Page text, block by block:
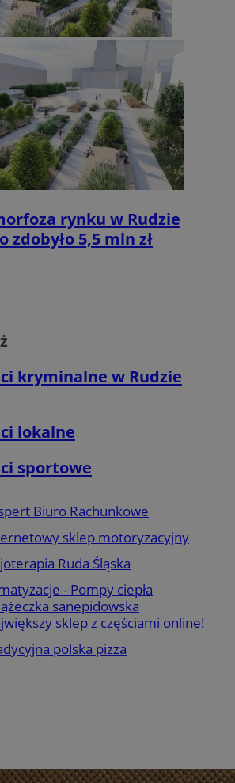
rynku w Rudzie
zdobyło 5,5 mln zł
kryminalne w Rudzie
lokalne
sportowe
Biuro Rachunkowe
sklep motoryzacyjny
Ruda Śląska
- Pompy ciepła
sanepidowska
sklep z częściami online!
polska pizza